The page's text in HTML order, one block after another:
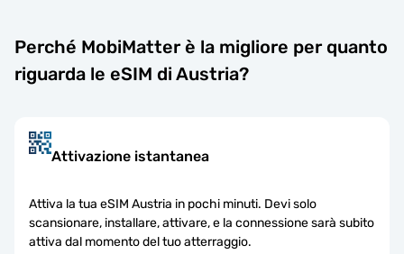
Perché MobiMatter è la migliore per quanto
riguarda le eSIM di Austria?
Attivazione istantanea
Attiva la tua eSIM Austria in pochi minuti. Devi solo
scansionare, installare, attivare, e la connessione sarà subito
attiva dal momento del tuo atterraggio.